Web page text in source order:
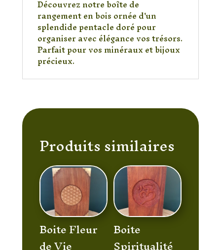
Découvrez notre boîte de
rangement en bois ornée d'un
splendide pentacle doré pour
organiser avec élégance vos trésors.
Parfait pour vos minéraux et bijoux
précieux.
Produits similaires
Boite Fleur Boite